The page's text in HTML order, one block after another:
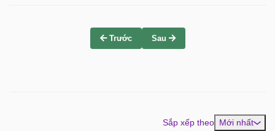
Trước Sau
Sắp xếp theo Mới nhất